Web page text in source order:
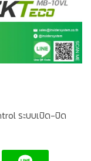
ระบบเปิด-ปิด